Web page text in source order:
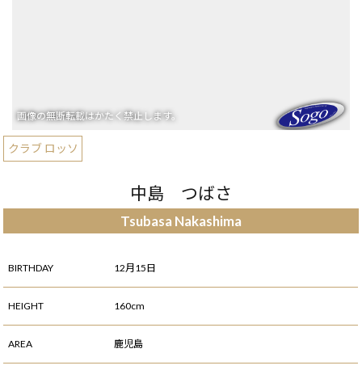
クラブ ロッソ
中島 つばさ
Tsubasa Nakashima
BIRTHDAY 12月15日
HEIGHT 160cm
AREA 鹿児島